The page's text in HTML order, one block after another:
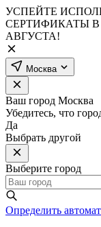
УСПЕЙТЕ
СЕРТИФИКАТЫ
АВГУСТА!
Москва
Ваш город Москва
Убедитесь, что
Да
Выбрать другой
Выберите город
Определить